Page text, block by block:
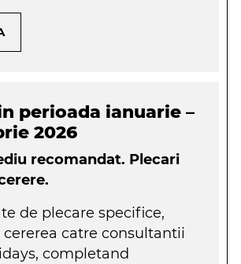
perioada ianuarie –
2026
recomandat. Plecari
de plecare specifice,
catre consultantii
completand